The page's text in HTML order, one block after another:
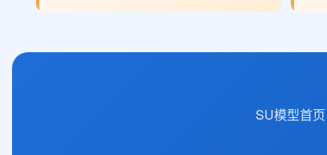
SU模型首页